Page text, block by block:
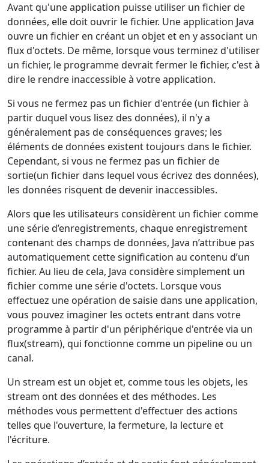
Avant qu'une application puisse utiliser un fichier de
données, elle doit ouvrir le fichier. Une application Java
ouvre un fichier en créant un objet et en y associant un
flux d'octets. De même, lorsque vous terminez d'utiliser
un fichier, le programme devrait fermer le fichier, c'est à
dire le rendre inaccessible à votre application.
Si vous ne fermez pas un fichier d'entrée (un fichier à
partir duquel vous lisez des données), il n'y a
généralement pas de conséquences graves; les
éléments de données existent toujours dans le fichier.
Cependant, si vous ne fermez pas un fichier de
sortie(un fichier dans lequel vous écrivez des données),
les données risquent de devenir inaccessibles.
Alors que les utilisateurs considèrent un fichier comme
une série d’enregistrements, chaque enregistrement
contenant des champs de données, Java n’attribue pas
automatiquement cette signification au contenu d’un
fichier. Au lieu de cela, Java considère simplement un
fichier comme une série d'octets. Lorsque vous
effectuez une opération de saisie dans une application,
vous pouvez imaginer les octets entrant dans votre
programme à partir d'un périphérique d'entrée via un
flux(stream), qui fonctionne comme un pipeline ou un
canal.
Un stream est un objet et, comme tous les objets, les
stream ont des données et des méthodes. Les
méthodes vous permettent d'effectuer des actions
telles que l'ouverture, la fermeture, la lecture et
l'écriture.